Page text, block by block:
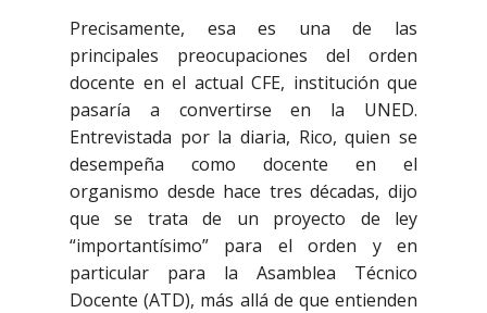
Precisamente, esa es una de las
principales preocupaciones del orden
docente en el actual CFE, institución que
pasaría a convertirse en la UNED.
Entrevistada por la diaria, Rico, quien se
desempeña como docente en el
organismo desde hace tres décadas, dijo
que se trata de un proyecto de ley
“importantísimo” para el orden y en
particular para la Asamblea Técnico
Docente (ATD), más allá de que entienden